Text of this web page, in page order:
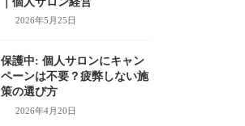
2026年5月25日
保護中: 個人サロンにキャン
ペーンは不要？疲弊しない施
策の選び方
2026年4月20日